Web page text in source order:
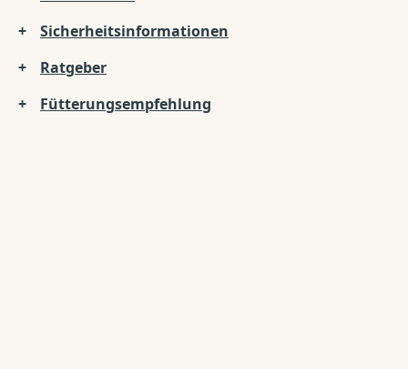
Sicherheitsinformationen
Ratgeber
Fütterungsempfehlung